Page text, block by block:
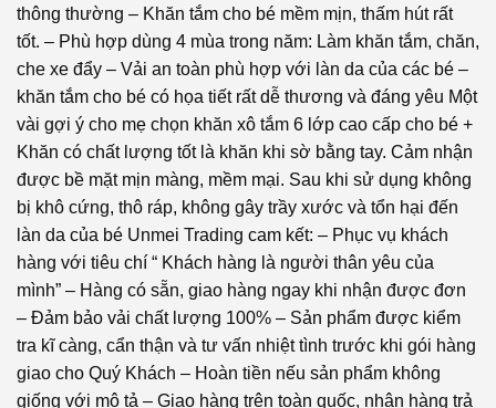
thông thường – Khăn tắm cho bé mềm mịn, thấm hút rất
tốt. – Phù hợp dùng 4 mùa trong năm: Làm khăn tắm, chăn,
che xe đẩy – Vải an toàn phù hợp với làn da của các bé –
khăn tắm cho bé có họa tiết rất dễ thương và đáng yêu Một
vài gợi ý cho mẹ chọn khăn xô tắm 6 lớp cao cấp cho bé +
Khăn có chất lượng tốt là khăn khi sờ bằng tay. Cảm nhận
được bề mặt mịn màng, mềm mại. Sau khi sử dụng không
bị khô cứng, thô ráp, không gây trầy xước và tổn hại đến
làn da của bé Unmei Trading cam kết: – Phục vụ khách
hàng với tiêu chí “ Khách hàng là người thân yêu của
mình” – Hàng có sẵn, giao hàng ngay khi nhận được đơn
– Đảm bảo vải chất lượng 100% – Sản phẩm được kiểm
tra kĩ càng, cẩn thận và tư vấn nhiệt tình trước khi gói hàng
giao cho Quý Khách – Hoàn tiền nếu sản phẩm không
giống với mô tả – Giao hàng trên toàn quốc, nhận hàng trả